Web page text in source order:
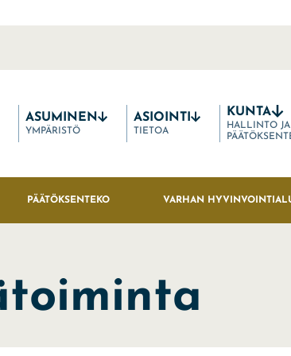
ASUMINEN
YMPÄRISTÖ
ASIOINTI
TIETOA
KUNTA
HALLINTO JA
PÄÄTÖKSENTEKO VARHAN